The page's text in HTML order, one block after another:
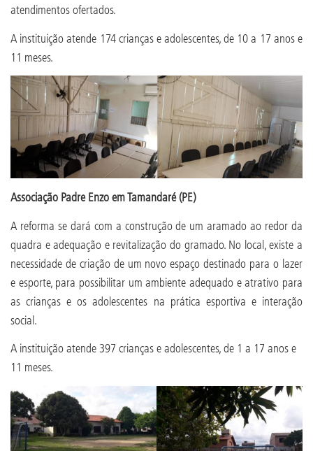
atendimentos ofertados.
A instituição atende 174 crianças e adolescentes, de 10 a 17 anos e
11 meses.
Associação Padre Enzo em Tamandaré (PE)
A reforma se dará com a construção de um aramado ao redor da
quadra e adequação e revitalização do gramado. No local, existe a
necessidade de criação de um novo espaço destinado para o lazer
e esporte, para possibilitar um ambiente adequado e atrativo para
as crianças e os adolescentes na prática esportiva e interação
social.
A instituição atende 397 crianças e adolescentes, de 1 a 17 anos e
11 meses.